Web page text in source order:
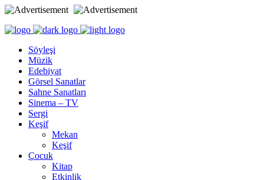
Söyleşi
Müzik
Edebiyat
Görsel Sanatlar
Sahne Sanatları
Sinema – TV
Sergi
Keşif
Mekan
Keşif
Çocuk
Kitap
Etkinlik